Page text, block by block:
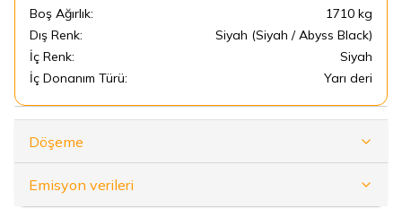
Boş Ağırlık:
1710 kg
Dış Renk:
Siyah (Siyah / Abyss Black)
İç Renk:
Siyah
İç Donanım Türü:
Yarı deri
Döşeme
Emisyon verileri